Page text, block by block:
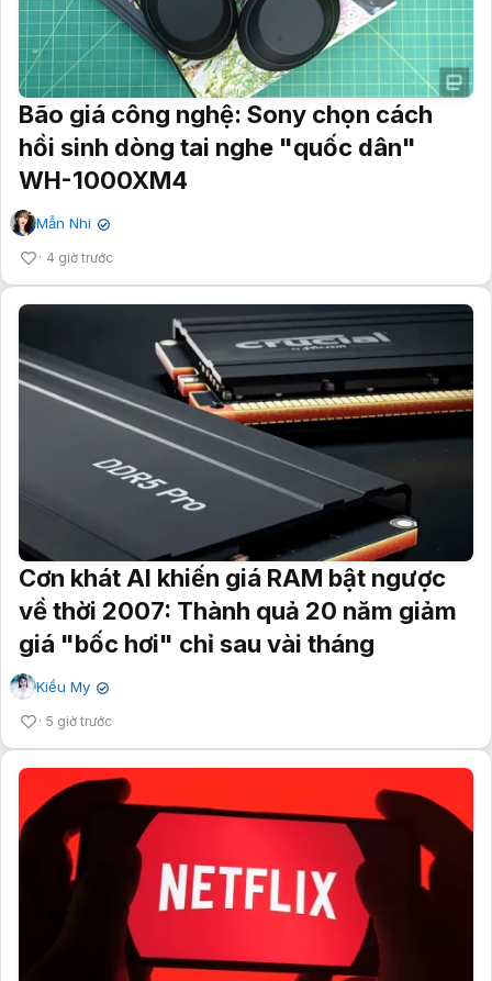
Bão giá công nghệ: Sony chọn cách
hồi sinh dòng tai nghe "quốc dân"
WH-1000XM4
Mẫn Nhi ✔
4 giờ trước
Cơn khát AI khiến giá RAM bật ngược
về thời 2007: Thành quả 20 năm giảm
giá "bốc hơi" chỉ sau vài tháng
Kiều My ✔
5 giờ trước